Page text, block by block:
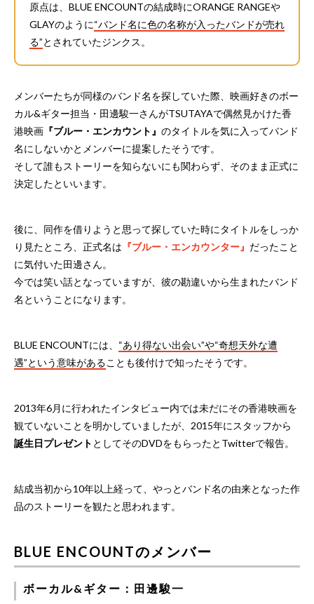
原点は、BLUE ENCOUNTの結成時にORANGE RANGEや
GLAYのように“バンド名に色の名称が入ったバンドが売れ
る”とされていたジンクス。
メンバーたちが同様のバンド名を探していた際、映画好きのボー
カル&ギター担当・田邊駿一さんがTSUTAYAで偶然見かけた香
港映画 『ブルー・エンカウント』 のタイトルを気に入ってバンド
名にしないかとメンバーに提案したそうです。
そして誰もストーリーを知らないにも関わらず、そのまま正式に
決定したといいます。
後に、同作を借りようと思って探していた時にタイトルをしっか
り見たところ、正式名は 『ブルー・エンカウンター』 だったこと
に気付いた田邊さん。
今では笑い話となっていますが、彼の勘違いから生まれたバンド
名ということになります。
BLUE ENCOUNTには、 “あり得ない出会い”や“奇想天外な遭
遇”という意味があることも後付けで知ったそうです。
2013年6月に行われたインタビュー内では未だにその香港映画を
観ていないことを明かしていましたが、2015年にスタッフから
誕生日プレゼント としてそのDVDをもらったとTwitterで報告。
結成当初から10年以上経って、やっとバンド名の由来となった作
品のストーリーを観たと思われます。
BLUE ENCOUNTのメンバー
ボーカル&ギター：田邊駿一